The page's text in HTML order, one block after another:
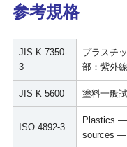
参考規格
JIS K 7350-
3
プラスチ
部：紫外
JIS K 5600 塗料一般
ISO 4892-3
Plastics —
sources —